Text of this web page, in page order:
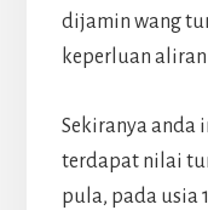
dijamin wang
keperluan
Sekiranya anda
terdapat nilai
pula, pada usia